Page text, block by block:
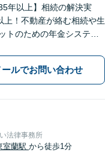
年以上】相続の解決実
上！不動産が絡む相続や生
トのための年金システム
・不動産トラブルなど幅
頼者の背景に潜む原因を
することを心がけていま
ールでお問い合わせ
法律事務所
室蘭駅 から徒歩1分